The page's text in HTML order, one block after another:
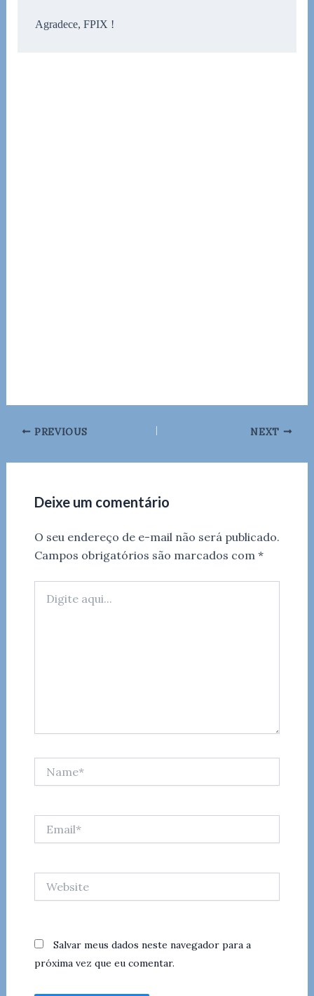
Agradece, FPIX !
PREVIOUS NEXT
Deixe um comentário
O seu endereço de e-mail não será publicado.
Campos obrigatórios são marcados com *
aqui...
Salvar meus dados neste navegador para a
próxima vez que eu comentar.